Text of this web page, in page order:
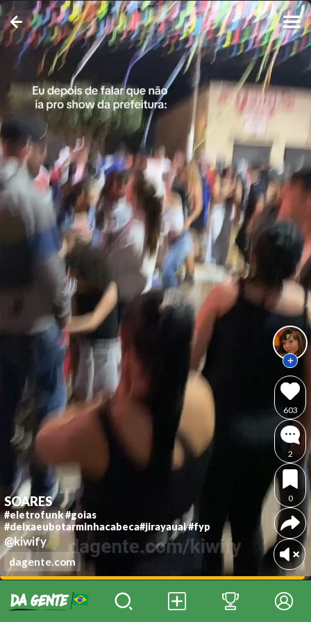
SOARES
#eletrofunk #goias
#deixaeubotarminhacabeca#jirayauai #fyp
@kiwify
dagente.com
603
2
0